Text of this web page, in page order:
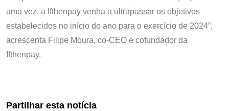
uma vez, a Ifthenpay venha a ultrapassar os objetivos
estabelecidos no início do ano para o exercício de 2024”,
acrescenta Filipe Moura, co-CEO e cofundador da
Ifthenpay.
Partilhar esta notícia